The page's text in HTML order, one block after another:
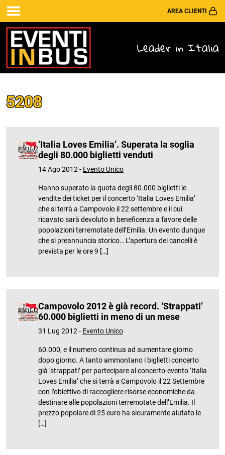
AREA CLIENTI
Leader in Italia
5208
‘Italia Loves Emilia’. Superata la soglia
degli 80.000 biglietti venduti
14 Ago 2012 - Evento Unico
Hanno superato la quota degli 80.000 biglietti le
vendite dei ticket per il concerto ‘Italia Loves Emilia’
che si terrà a Campovolo il 22 settembre e il cui
ricavato sarà devoluto in beneficenza a favore delle
popolazioni terremotate dell’Emilia. Un evento dunque
che si preannuncia storico… L’apertura dei cancelli è
prevista per le ore 9 […]
Campovolo 2012 è già record. ‘Strappati’
60.000 biglietti in meno di un mese
31 Lug 2012 - Evento Unico
60.000, e il numero continua ad aumentare giorno
dopo giorno. A tanto ammontano i biglietti concerto
già ‘strappati’ per partecipare al concerto-evento ‘Italia
Loves Emilia’ che si terrà a Campovolo il 22 Settembre
con l’obiettivo di raccogliere risorse economiche da
destinare alle popolazioni terremotate dell’Emilia. Il
prezzo popolare di 25 euro ha sicuramente aiutato le
[…]